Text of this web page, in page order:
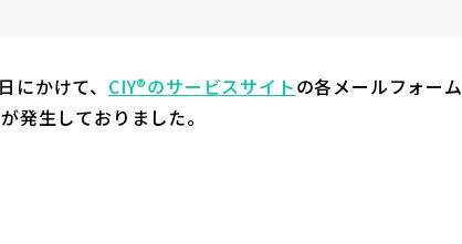
かけて、 CIY®のサービスサイトの各メールフォーム
発生しておりました。